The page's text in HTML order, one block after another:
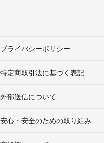
プライバシーポリシー
特定商取引法に基づく表記
外部送信について
安心・安全のための取り組み